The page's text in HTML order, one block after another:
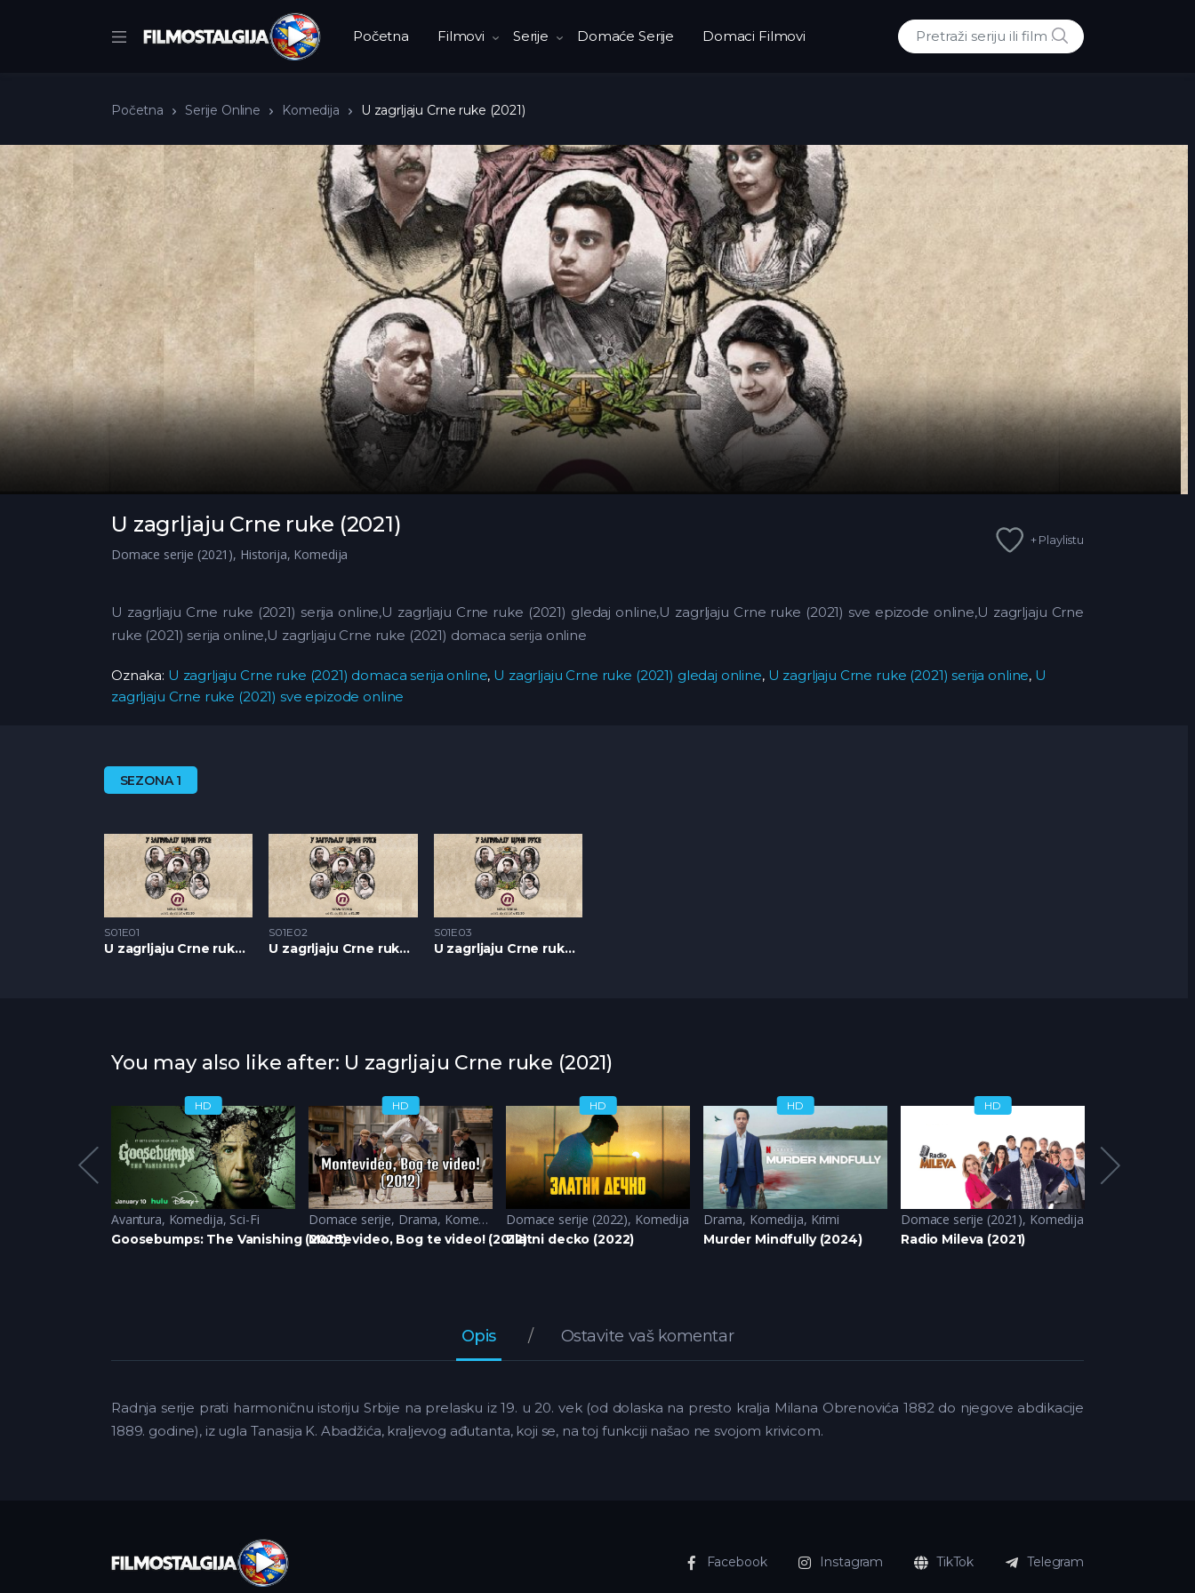
Početna Filmovi Serije Domaće Serije Domaci Filmovi
Traži:
POTRAZI
Početna Serije Online Komedija U zagrljaju Crne ruke (2021)
U zagrljaju Crne ruke (2021)
Domace serije (2021), Historija, Komedija
+ Playlistu
U zagrljaju Crne ruke (2021) serija online,U zagrljaju Crne ruke (2021) gledaj online,U zagrljaju Crne ruke (2021) sve epizode online,U zagrljaju Crne
ruke (2021) serija online,U zagrljaju Crne ruke (2021) domaca serija online
Oznaka: U zagrljaju Crne ruke (2021) domaca serija online, U zagrljaju Crne ruke (2021) gledaj online, U zagrljaju Crne ruke (2021) serija online, U
zagrljaju Crne ruke (2021) sve epizode online
SEZONA 1
S01E01
U zagrljaju Crne ruke S1 – Epizoda 01
S01E02
U zagrljaju Crne ruke S1 – Epizoda 02
S01E03
U zagrljaju Crne ruke S1 – Epizoda 03
You may also like after: U zagrljaju Crne ruke (2021)
Komedija
HD
Avantura, Komedija, Sci-Fi
Goosebumps: The Vanishing (2025)
HD
Domace serije, Drama, Komedija
Montevideo, Bog te video! (2012)
HD
Domace serije (2022), Komedija
Zlatni decko (2022)
HD
Drama, Komedija, Krimi
Murder Mindfully (2024)
HD
Domace serije (2021), Komedija
Radio Mileva (2021)
Opis Ostavite vaš komentar
Radnja serije prati harmoničnu istoriju Srbije na prelasku iz 19. u 20. vek (od dolaska na presto kralja Milana Obrenovića 1882 do njegove abdikacije
1889. godine), iz ugla Tanasija K. Abadžića, kraljevog ađutanta, koji se, na toj funkciji našao ne svojom krivicom.
Facebook Instagram TikTok Telegram